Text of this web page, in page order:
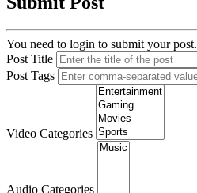
You need to login to submit your post.
Post Title
Post Tags
Video Categories
Audio Categories